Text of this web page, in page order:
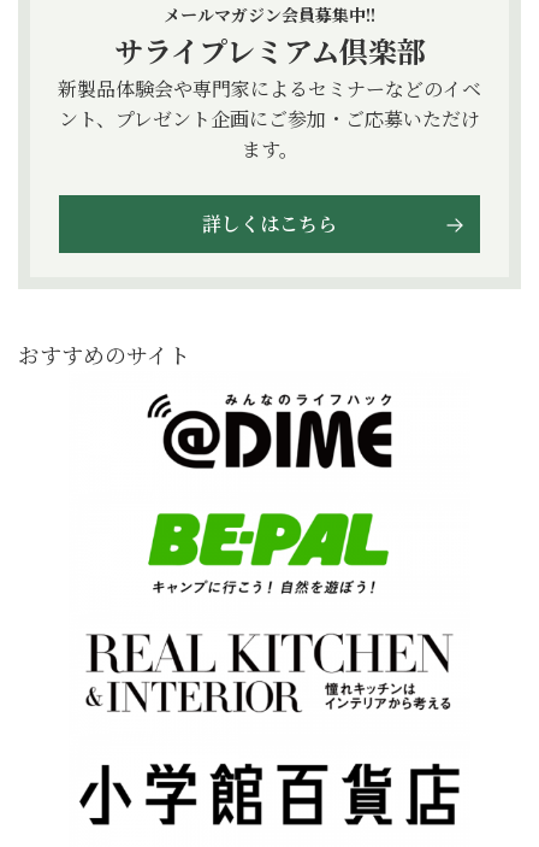
メールマガジン会員募集中!!
サライプレミアム倶楽部
新製品体験会や専門家によるセミナーなどのイベ
ント、プレゼント企画にご参加・ご応募いただけ
ます。
詳しくはこちら
おすすめのサイト